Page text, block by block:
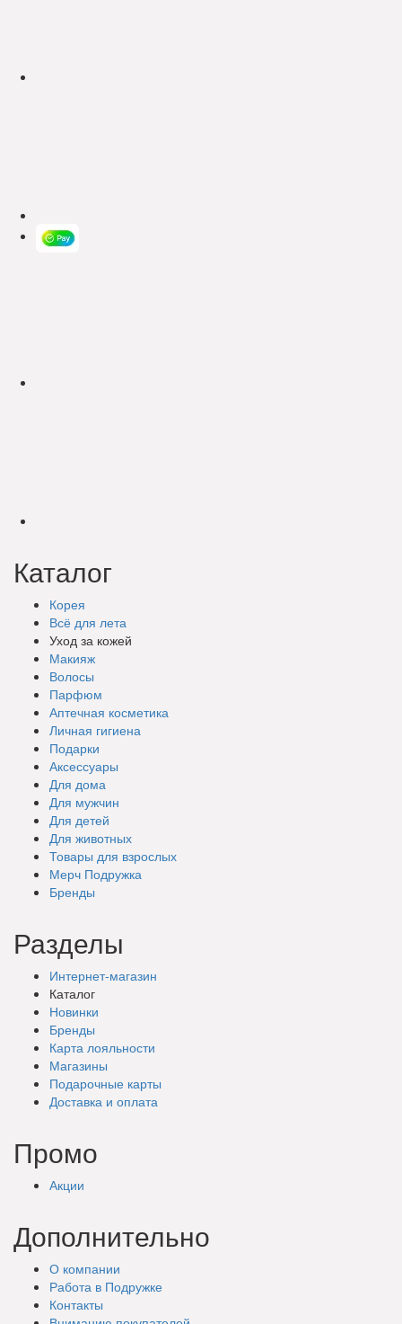
Каталог
Корея
Всё для лета
Уход за кожей
Макияж
Волосы
Парфюм
Аптечная косметика
Личная гигиена
Подарки
Аксессуары
Для дома
Для мужчин
Для детей
Для животных
Товары для взрослых
Мерч Подружка
Бренды
Разделы
Интернет-магазин
Каталог
Новинки
Бренды
Карта лояльности
Магазины
Подарочные карты
Доставка и оплата
Промо
Акции
Дополнительно
О компании
Работа в Подружке
Контакты